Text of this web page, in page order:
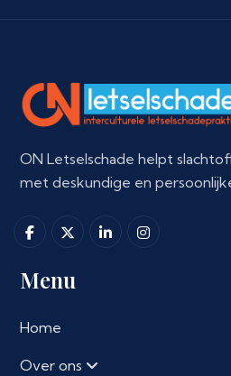
ON Letselschade helpt
met deskundige en
Menu
Home
Over ons